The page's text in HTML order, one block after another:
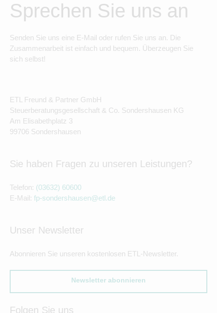
Sprechen Sie uns an
Senden Sie uns eine E-Mail oder rufen Sie uns an. Die
Zusammenarbeit ist einfach und bequem. Überzeugen Sie
sich selbst!
ETL Freund & Partner GmbH
Steuerberatungsgesellschaft & Co. Sondershausen KG
Am Elisabethplatz 3
99706 Sondershausen
Sie haben Fragen zu unseren Leistungen?
Telefon: (03632) 60600
E-Mail: fp-sondershausen@etl.de
Unser Newsletter
Abonnieren Sie unseren kostenlosen ETL-Newsletter.
Newsletter abonnieren
Folgen Sie uns